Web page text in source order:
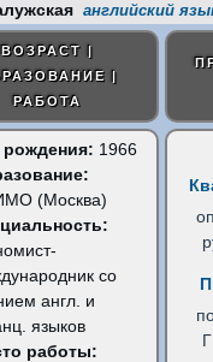
английский
ВОЗРАСТ |
|
РАБОТА
рождения: 1966
(Москва)
со
англ. и
языков
работы: